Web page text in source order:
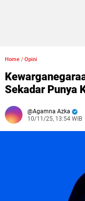
Home / Opini
Sekadar Punya
Agamna Azka
10/11/25, 13:54 WIB